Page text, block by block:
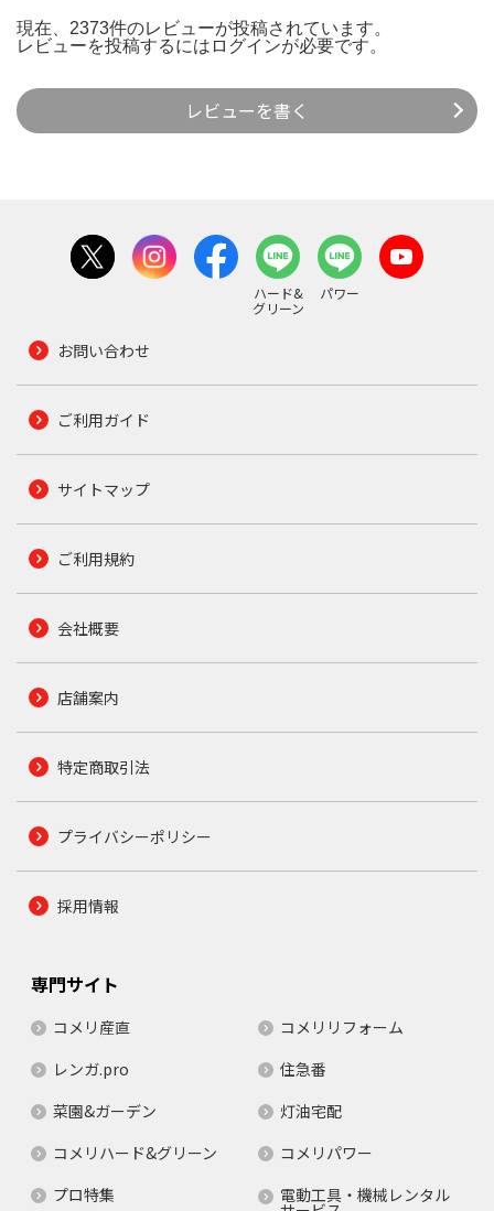
現在、2373件のレビューが投稿されています。
レビューを投稿するには ログインが必要です。
レビューを書く
ハード&
グリーン
パワー
お問い合わせ
ご利用ガイド
サイトマップ
ご利用規約
会社概要
店舗案内
特定商取引法
プライバシーポリシー
採用情報
専門サイト
コメリ産直
コメリリフォーム
レンガ.pro
住急番
菜園&ガーデン
灯油宅配
コメリハード&グリーン
コメリパワー
プロ特集
電動工具・機械レンタル